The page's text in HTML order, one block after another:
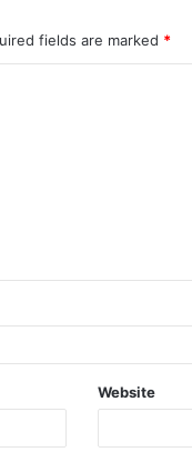
fields are marked *
Website